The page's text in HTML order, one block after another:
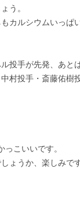
う。
カルシウムいっぱ
投手が先発、あと
村投手・斎藤佑樹
こいいです。
ょうか、楽しみです